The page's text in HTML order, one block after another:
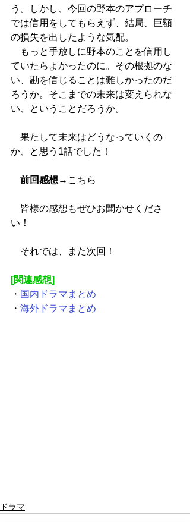
う。しかし、今回の野本のアプローチ
では信用をしてもらえず、結局、巨額
の損失を出したような気配。
もっと手放しに野本のことを信用し
ていたらよかったのに。その根拠のな
い、勘を信じることは難しかったのだ
ろうか。そこまでの未来は変えられな
い、ということだろうか。
果たして未来はどうなっていくの
か、と思う1話でした！
前回感想 → こちら
皆様の感想もぜひお聞かせくださ
い！
それでは、また次回！
[関連感想]
・ 国内ドラマまとめ
・ 海外ドラマまとめ
ドラマ